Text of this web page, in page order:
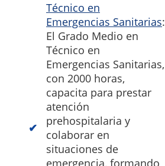
Técnico en
Emergencias Sanitarias:
El Grado Medio en
Técnico en
Emergencias Sanitarias,
con 2000 horas,
capacita para prestar
atención
prehospitalaria y
colaborar en
situaciones de